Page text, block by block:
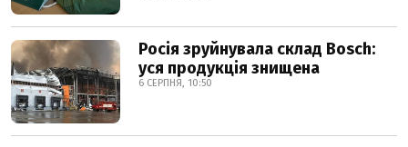
Росія зруйнувала склад Bosch:
уся продукція знищена
6 СЕРПНЯ, 10:50